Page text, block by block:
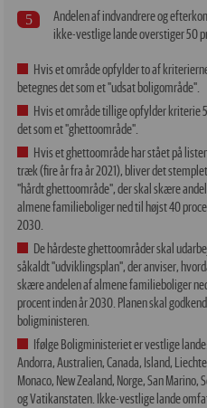
Andelen af indvandrere og
ikke-vestlige lande overstiger 50
Hvis et område opfylder to af
betegnes det som et "udsat boligområde".
Hvis et område tillige opfylder kriterie
det som et "ghettoområde".
Hvis et ghettoområde har stået på
træk (fire år fra år 2021), bliver det
"hårdt ghettoområde", der skal skære
almene familieboliger ned til højst 40
2030.
De hårdeste ghettoområder skal
såkaldt "udviklingsplan", der anviser,
skære andelen af almene familieboliger
procent inden år 2030. Planen skal
boligministeren.
Ifølge Boligministeriet er vestlige
Andorra, Australien, Canada, Island,
Monaco, New Zealand, Norge, San Marino,
og Vatikanstaten. Ikke-vestlige lande